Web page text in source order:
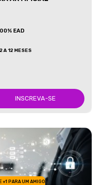
EAD
2 A 12 MESES
INSCREVA-SE
+1 PARA UM AMIGO